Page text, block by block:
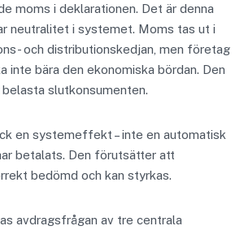
moms i deklarationen. Det är denna
neutralitet i systemet. Moms tas ut i
och distributionskedjan, men företag
inte bära den ekonomiska bördan. Den
slutkonsumenten.
en systemeffekt – inte en automatisk
betalats. Den förutsätter att
bedömd och kan styrkas.
avdragsfrågan av tre centrala